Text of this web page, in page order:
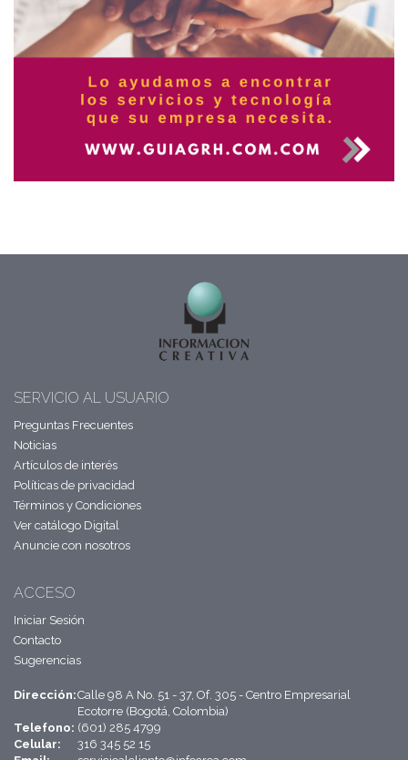
SERVICIO AL USUARIO
Preguntas Frecuentes
Noticias
Artículos de interés
Políticas de privacidad
Términos y Condiciones
Ver catálogo Digital
Anuncie con nosotros
ACCESO
Iniciar Sesión
Contacto
Sugerencias
Dirección:Calle 98 A No. 51 - 37, Of. 305 - Centro Empresarial
Ecotorre (Bogotá, Colombia)
Telefono: (601) 285 4799
Celular:
316 345 52 15